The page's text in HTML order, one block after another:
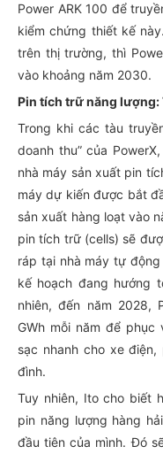
Power ARK 100 để
kiểm chứng thiết kế
trên thị trường, thì
vào khoảng năm 2030.
Pin tích trữ năng lượng:
Trong khi các tàu
doanh thu” của
nhà máy sản xuất pin
máy dự kiến được bắt
sản xuất hàng loạt vào
pin tích trữ (cells) sẽ
ráp tại nhà máy tự
kế hoạch đang hướng
nhiên, đến năm 2028,
GWh mỗi năm để
sạc nhanh cho xe
đình.
Tuy nhiên, Ito cho biết
pin năng lượng hàng
đầu tiên của mình. Đó